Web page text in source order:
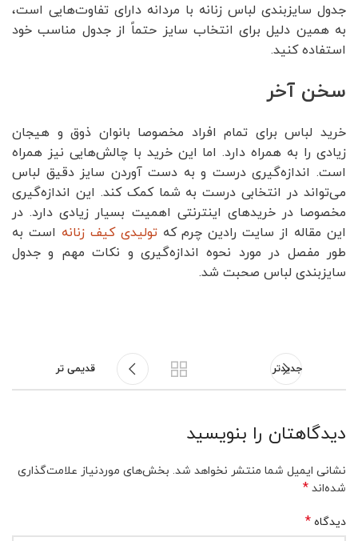
جدول سایزبندی لباس زنانه با مردانه دارای تفاوت‌هایی است،
به همین دلیل برای انتخاب سایز حتماً از جدول مناسب خود
استفاده کنید.
سخن آخر
خرید لباس برای تمام افراد مخصوصا بانوان ذوق و هیجان
زیادی را به همراه دارد. اما این خرید با چالش‌هایی نیز همراه
است. اندازه‌گیری درست و به دست آوردن سایز دقیق لباس
می‌تواند در انتخابی درست به شما کمک کند. این اندازه‌گیری
مخصوصا در خرید‌های اینترنتی اهمیت بسیار زیادی دارد. در
این مقاله از سایت رادین چرم کهتولیدی کیف زنانه است به
طور مفصل در مورد نحوه اندازه‌گیری و نکات مهم و جدول
سایز‌بندی لباس صحبت شد.
جدیدتر قدیمی تر
دیدگاهتان را بنویسید
نشانی ایمیل شما منتشر نخواهد شد. بخش‌های موردنیاز علامت‌گذاری
شده‌اند *
دیدگاه *